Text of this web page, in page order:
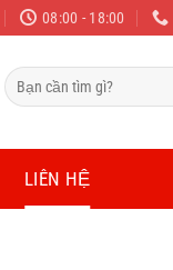
08:00 - 18:00
Tìm
kiếm:
LIÊN HỆ